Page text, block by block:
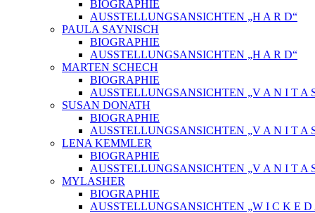
BIOGRAPHIE
AUSSTELLUNGSANSICHTEN „H A R D“
PAULA SAYNISCH
BIOGRAPHIE
AUSSTELLUNGSANSICHTEN „H A R D“
MARTEN SCHECH
BIOGRAPHIE
AUSSTELLUNGSANSICHTEN „V A N I T A
SUSAN DONATH
BIOGRAPHIE
AUSSTELLUNGSANSICHTEN „V A N I T A
LENA KEMMLER
BIOGRAPHIE
AUSSTELLUNGSANSICHTEN „V A N I T A
MYLASHER
BIOGRAPHIE
AUSSTELLUNGSANSICHTEN „W I C K E D